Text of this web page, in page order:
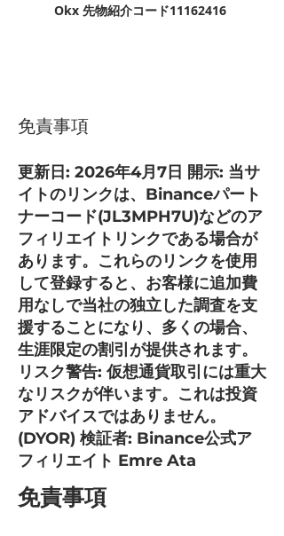
Okx 先物紹介コード11162416
免責事項
更新日: 2026年4月7日 開示: 当サ
イトのリンクは、Binanceパート
ナーコード(JL3MPH7U)などのア
フィリエイトリンクである場合が
あります。これらのリンクを使用
して登録すると、お客様に追加費
用なしで当社の独立した調査を支
援することになり、多くの場合、
生涯限定の割引が提供されます。
リスク警告: 仮想通貨取引には重大
なリスクが伴います。これは投資
アドバイスではありません。
(DYOR) 検証者: Binance公式ア
フィリエイト Emre Ata
免責事項